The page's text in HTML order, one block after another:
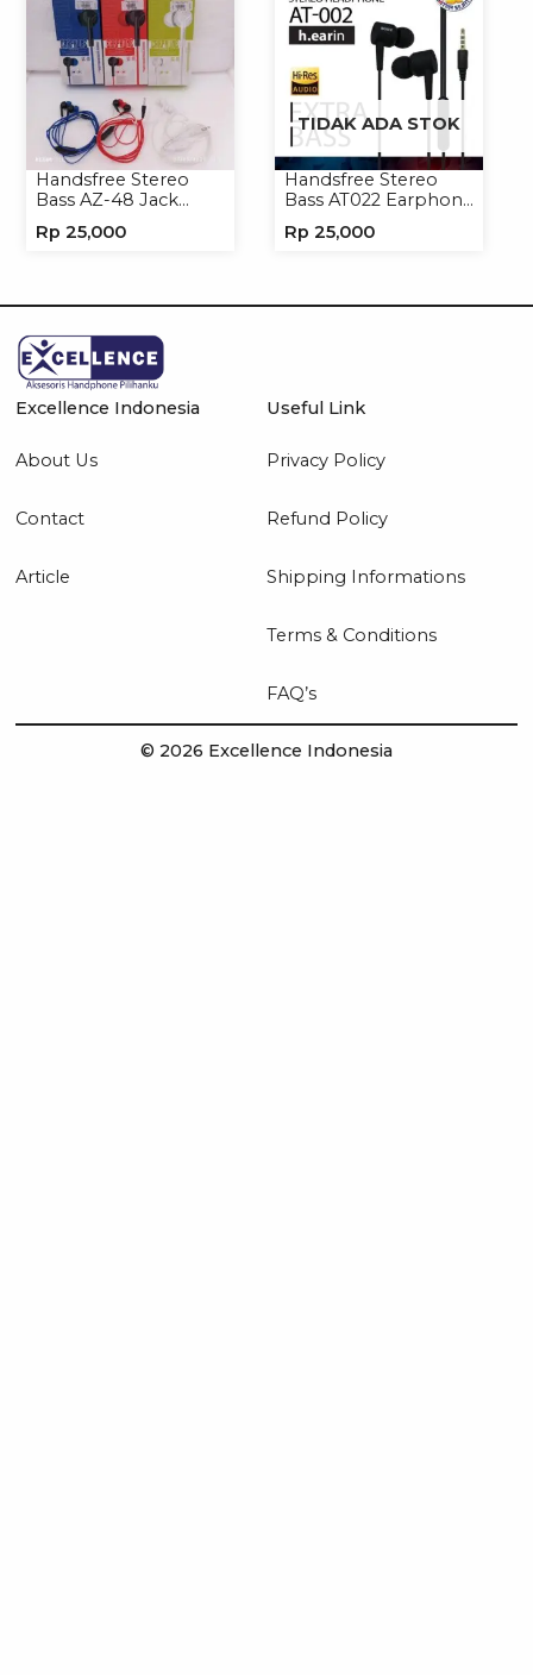
Handsfree Stereo
Bass AZ-48 Jack
Headset Headphone
Rp 25,000
TIDAK ADA STOK
Handsfree Stereo
Bass AT022 Earphone
Rp 25,000
Excellence Indonesia
About Us
Contact
Article
Useful Link
Privacy Policy
Refund Policy
Shipping Informations
Terms & Conditions
FAQ’s
© 2026 Excellence Indonesia